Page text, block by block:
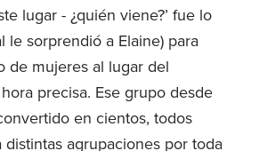
lugar - ¿quién viene?’ fue lo
le sorprendió a Elaine) para
de mujeres al lugar del
precisa. Ese grupo desde
en cientos, todos
agrupaciones por toda